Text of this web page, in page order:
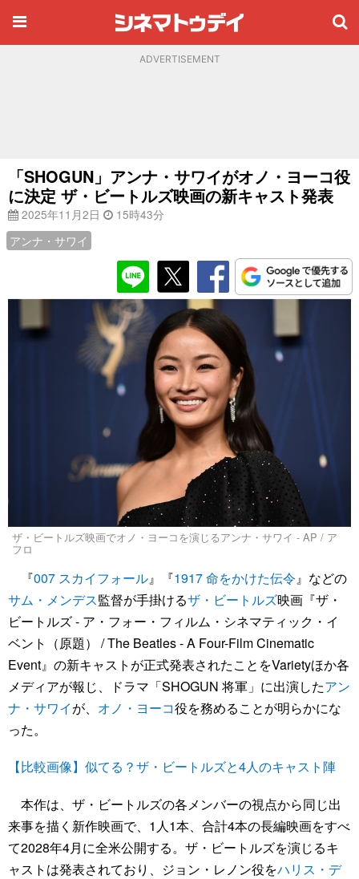
ADVERTISEMENT
「SHOGUN」アンナ・サワイがオノ・ヨーコ役
に決定 ザ・ビートルズ映画の新キャスト発表
2025年11月2日
15時43分
アンナ・サワイ
ザ・ビートルズ映画でオノ・ヨーコを演じるアンナ・サワイ - AP / ア
フロ
『007 スカイフォール』『1917 命をかけた伝令』などの
サム・メンデス監督が手掛けるザ・ビートルズ映画『ザ・
ビートルズ - ア・フォー・フィルム・シネマティック・イ
ベント（原題） / The Beatles - A Four-Film Cinematic
Event』の新キャストが正式発表されたことをVarietyほか各
メディアが報じ、ドラマ「SHOGUN 将軍」に出演したアン
ナ・サワイが、 オノ・ヨーコ役を務めることが明らかにな
った。
【比較画像】似てる？ザ・ビートルズと4人のキャスト陣
本作は、ザ・ビートルズの各メンバーの視点から同じ出
来事を描く新作映画で、1人1本、合計4本の長編映画をすべ
て2028年4月に全米公開する。ザ・ビートルズを演じるキ
ャストは発表されており、ジョン・レノン役をハリス・デ